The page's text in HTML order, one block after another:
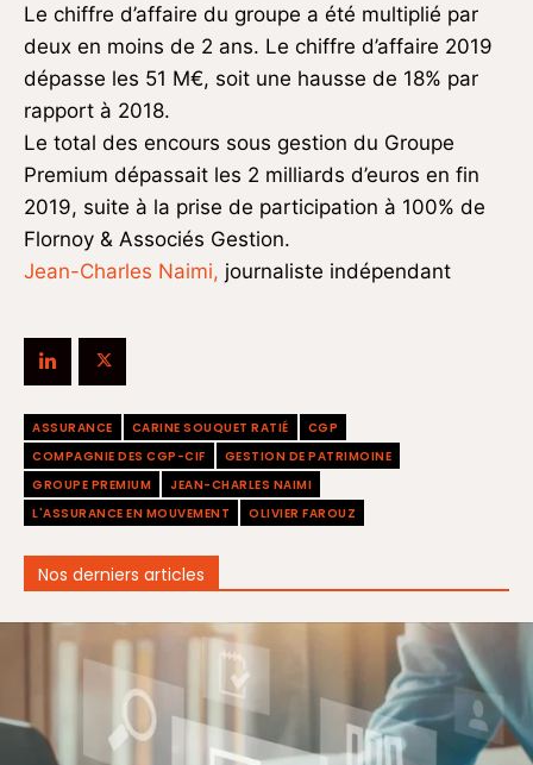
Le chiffre d’affaire du groupe a été multiplié par
deux en moins de 2 ans. Le chiffre d’affaire 2019
dépasse les 51 M€, soit une hausse de 18% par
rapport à 2018.
Le total des encours sous gestion du Groupe
Premium dépassait les 2 milliards d’euros en fin
2019, suite à la prise de participation à 100% de
Flornoy & Associés Gestion.
Jean-Charles Naimi, journaliste indépendant
ASSURANCE CARINE SOUQUET RATIÉ
CGP
COMPAGNIE DES CGP-CIF
GESTION DE PATRIMOINE
GROUPE PREMIUM
JEAN-CHARLES NAIMI
L'ASSURANCE EN MOUVEMENT
OLIVIER FAROUZ
Nos derniers articles